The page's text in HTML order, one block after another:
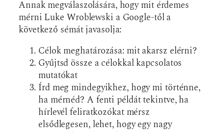
Annak megválaszolására, hogy mit érdemes
mérni Luke Wroblewski a Google-től a
következő sémát javasolja:
Célok meghatározása: mit akarsz elérni?
Gyűjtsd össze a célokkal kapcsolatos
mutatókat
Írd meg mindegyikhez, hogy mi történne,
ha mérnéd? A fenti példát tekintve, ha
hírlevél feliratkozókat mérsz
elsődlegesen, lehet, hogy egy nagy